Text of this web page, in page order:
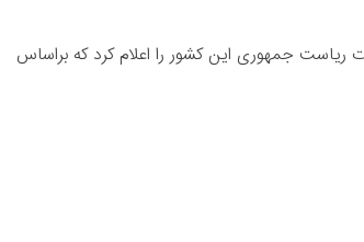
نتایج ابتدایی انتخابات ریاست جمهوری این کشور را اعلام کرد که براساس